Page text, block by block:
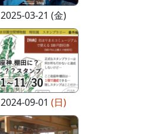
2025-03-21 (金)
2024-09-01 (日)